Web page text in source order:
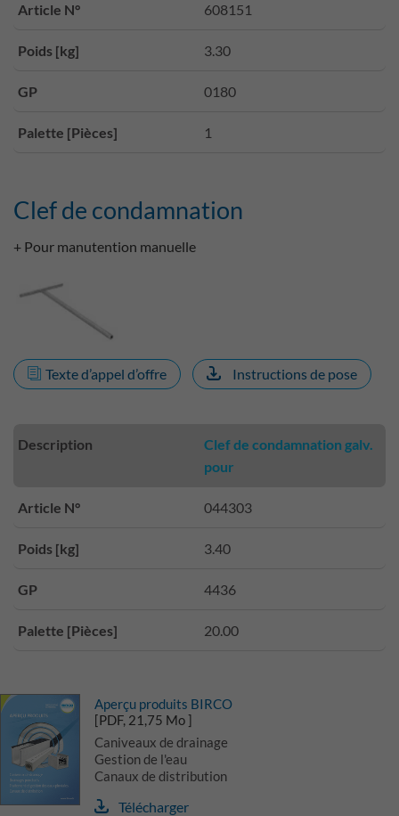
Article N° 608151
Poids [kg] 3.30
GP 0180
Palette [Pièces] 1
Clef de condamnation
+ Pour manutention manuelle
Texte d’appel d’offre Instructions de pose
Description
Clef de condamnation galv.
pour
Article N° 044303
Poids [kg] 3.40
GP 4436
Palette [Pièces] 20.00
Aperçu produits BIRCO
[PDF, 21,75 Mo ]
Caniveaux de drainage
Gestion de l'eau
Canaux de distribution
Télécharger